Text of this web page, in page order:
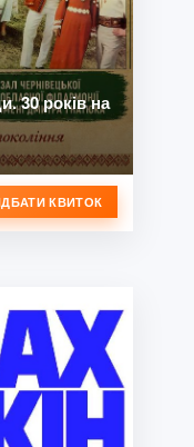
30 років на
КВИТОК